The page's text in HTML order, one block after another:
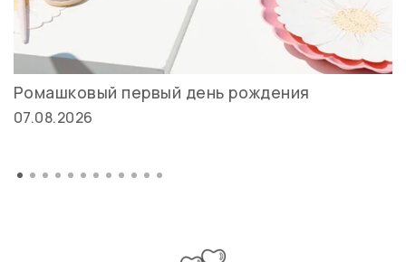
Ромашковый первый день рождения
07.08.2026